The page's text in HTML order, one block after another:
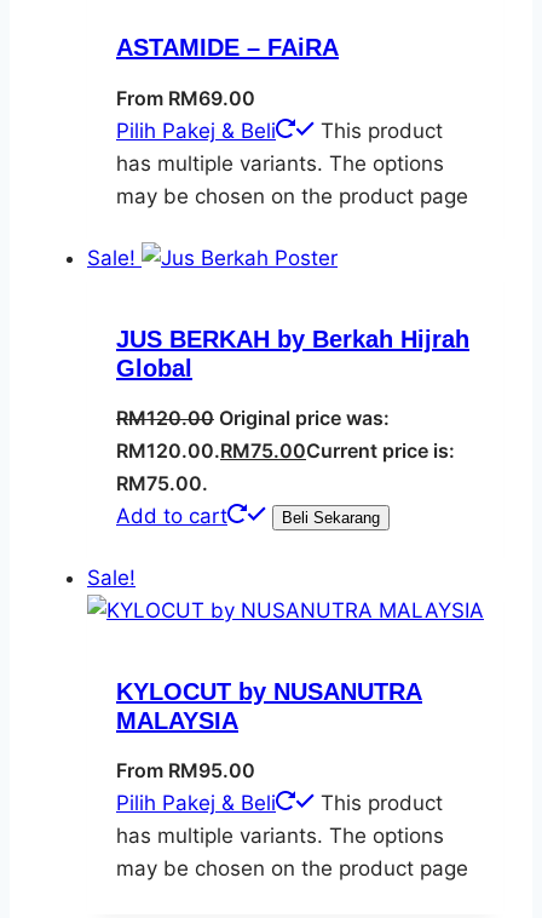
ASTAMIDE – FAiRA
From RM69.00
Pilih Pakej & Beli
This product
has multiple variants. The options
may be chosen on the product page
Sale!
JUS BERKAH by Berkah Hijrah
Global
RM120.00 Original price was:
RM120.00.RM75.00Current price is:
RM75.00.
Add to cart
Beli Sekarang
Sale!
KYLOCUT by NUSANUTRA
MALAYSIA
From RM95.00
Pilih Pakej & Beli
This product
has multiple variants. The options
may be chosen on the product page